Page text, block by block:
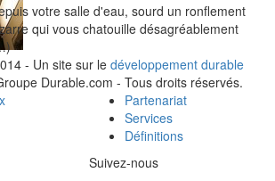
votre salle d'eau, sourd un ronflement
qui vous chatouille désagréablement
- Un site sur le développement durable
Durable.com - Tous droits réservés.
Partenariat
Services
Définitions
Suivez-nous